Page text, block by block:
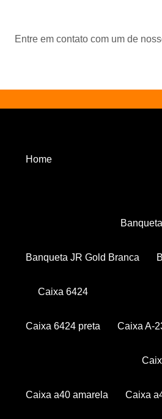
Entre em contato com um de
Home
Banqueta JR Gold Branca
Caixa 6424
Caixa 6424 preta Caixa A-
Caixa a40 amarela Caixa